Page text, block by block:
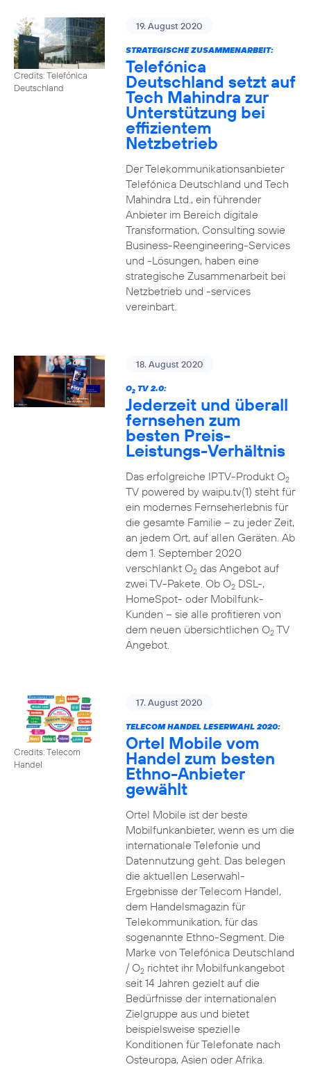
Credits: Telefónica
Deutschland
19. August 2020
STRATEGISCHE ZUSAMMENARBEIT:
Telefónica
Deutschland setzt auf
Tech Mahindra zur
Unterstützung bei
effizientem
Netzbetrieb
Der Telekommunikationsanbieter
Telefónica Deutschland und Tech
Mahindra Ltd., ein führender
Anbieter im Bereich digitale
Transformation, Consulting sowie
Business-Reengineering-Services
und -Lösungen, haben eine
strategische Zusammenarbeit bei
Netzbetrieb und -services
vereinbart.
18. August 2020
O2TV 2.0:
Jederzeit und überall
fernsehen zum
besten Preis-
Leistungs-Verhältnis
Das erfolgreiche IPTV-Produkt O2
TV powered by waipu.tv(1) steht für
ein modernes Fernseherlebnis für
die gesamte Familie – zu jeder Zeit,
an jedem Ort, auf allen Geräten. Ab
dem 1. September 2020
verschlankt O2das Angebot auf
zwei TV-Pakete. Ob O2DSL-,
HomeSpot- oder Mobilfunk-
Kunden – sie alle profitieren von
dem neuen übersichtlichen O2TV
Angebot.
Credits: Telecom
Handel
17. August 2020
TELECOM HANDEL LESERWAHL 2020:
Ortel Mobile vom
Handel zum besten
Ethno-Anbieter
gewählt
Ortel Mobile ist der beste
Mobilfunkanbieter, wenn es um die
internationale Telefonie und
Datennutzung geht. Das belegen
die aktuellen Leserwahl-
Ergebnisse der Telecom Handel,
dem Handelsmagazin für
Telekommunikation, für das
sogenannte Ethno-Segment. Die
Marke von Telefónica Deutschland
/ O2richtet ihr Mobilfunkangebot
seit 14 Jahren gezielt auf die
Bedürfnisse der internationalen
Zielgruppe aus und bietet
beispielsweise spezielle
Konditionen für Telefonate nach
Osteuropa, Asien oder Afrika.